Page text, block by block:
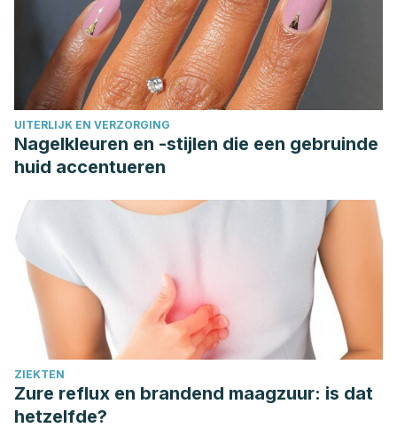
Gonzalez, J. R. (2014). Recomendaciones para una
prescripción segura de antiinflamatorios no esteroideos:
documento de consenso elaborado por expertos
nominados por 3 sociedades científicas (SER-SEC-AEG).
Reumatología Clínica, 10(2), 68-84.
https://www.reumatologiaclinica.org/es-recomendaciones-
una-prescripcion-segura-antiinflamatorios-articulo-
Oliveira, M., Ferreira, M., Hancock M., Oliveira, V.,
McLachlan A., Koes B., Ferreira P., Cohen S., Pinto R.
(2020) Epidural corticosteroid injections for lumbosacral
radicular pain.
Cochrane Database of Systematic Reviews,
4.
https://www.cochrane.org/es/CD013577/BACK_inyecciones-
de-corticosteroides-para-el-tratamiento-de-la-ciatica
Rasmussen‐Barr, E., Held, U., Grooten, W., Roelofs, P.,
Koes, B., Tulder, M., Wertli, M., Cochrane Back and Neck
UITERLIJK EN VERZORGING
Nagelkleuren en -stijlen die een gebruinde
huid accentueren
ZIEKTEN
Zure reflux en brandend maagzuur: is dat
hetzelfde?